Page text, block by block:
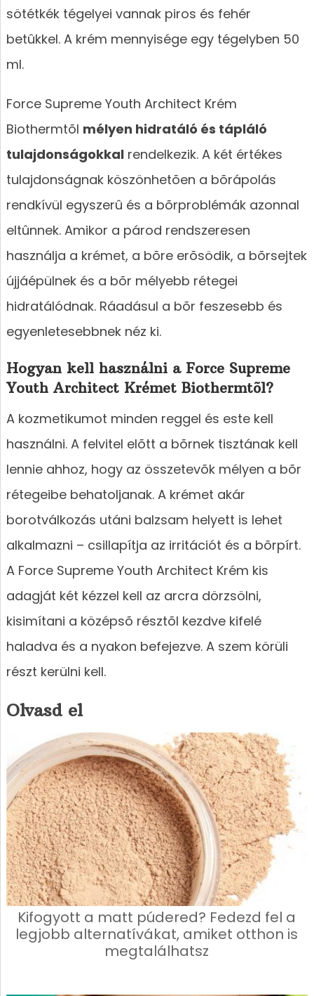
sötétkék tégelyei vannak piros és fehér
betûkkel. A krém mennyisége egy tégelyben 50
ml.
Force Supreme Youth Architect Krém
Biothermtõl mélyen hidratáló és tápláló
tulajdonságokkalrendelkezik. A két értékes
tulajdonságnak köszönhetõen a bõrápolás
rendkívül egyszerû és a bõrproblémák azonnal
eltûnnek. Amikor a párod rendszeresen
használja a krémet, a bõre erõsödik, a bõrsejtek
újjáépülnek és a bõr mélyebb rétegei
hidratálódnak. Ráadásul a bõr feszesebb és
egyenletesebbnek néz ki.
Hogyan kell használni a Force Supreme
Youth Architect Krémet Biothermtõl?
A kozmetikumot minden reggel és este kell
használni. A felvitel elõtt a bõrnek tisztának kell
lennie ahhoz, hogy az összetevõk mélyen a bõr
rétegeibe behatoljanak. A krémet akár
borotválkozás utáni balzsam helyett is lehet
alkalmazni – csillapítja az irritációt és a bõrpírt.
A Force Supreme Youth Architect Krém kis
adagját két kézzel kell az arcra dörzsölni,
kisimítani a középsõ résztõl kezdve kifelé
haladva és a nyakon befejezve. A szem körüli
részt kerülni kell.
Olvasd el
Kifogyott a matt púdered? Fedezd fel a
legjobb alternatívákat, amiket otthon is
megtalálhatsz